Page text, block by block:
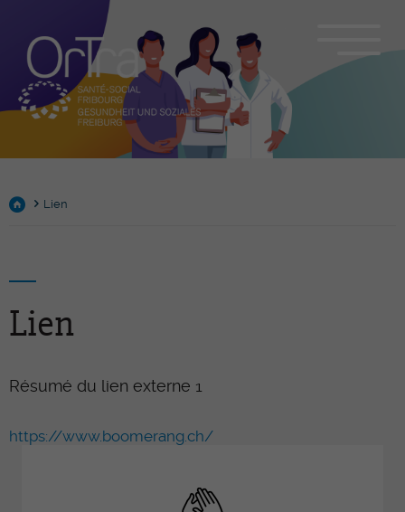
Lien
Lien
Résumé du lien externe 1
https://www.boomerang.ch/